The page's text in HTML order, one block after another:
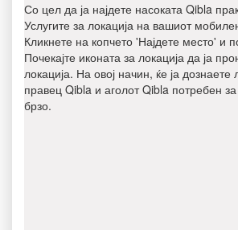
Со цел да ја најдете насоката Qibla
Услугите за локација на вашиот
Кликнете на копчето 'Најдете место' и
Почекајте иконата за локација да ја
локација. На овој начин, ќе ја дознаете
правец Qibla и аголот Qibla потребен
брзо.